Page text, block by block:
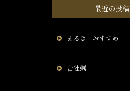
最近の投稿
まるき おすすめ
岩牡蠣